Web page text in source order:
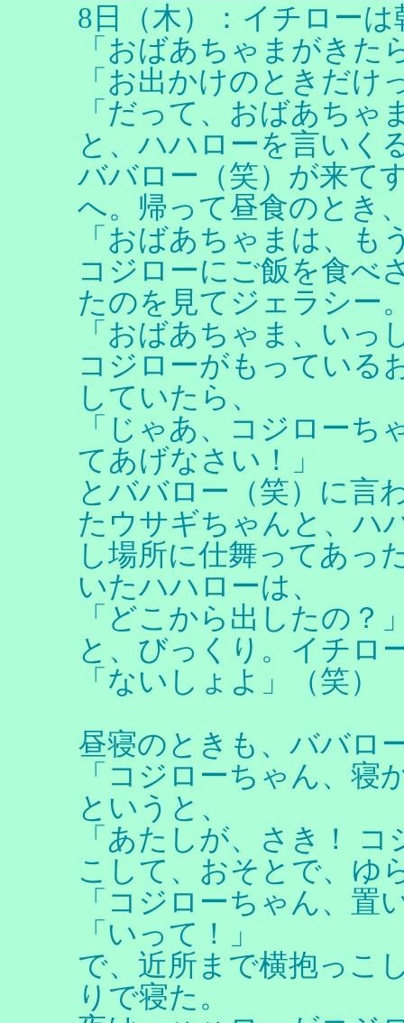
8日（木）：イチローは
「おばあちゃまがき
「お出かけのときだけ
「だって、おばあちゃ
と、ハハローを言いく
ババロー（笑）が来て
へ。帰って昼食のとき
「おばあちゃまは、も
コジローにご飯を食べ
たのを見てジェラシー
「おばあちゃま、いっ
コジローがもっている
していたら、
「じゃあ、コジロー
てあげなさい！」
とババロー（笑）に言
たウサギちゃんと、ハ
し場所に仕舞ってあっ
いたハハローは、
「どこから出したの？
と、びっくり。イチロ
「ないしょよ」（笑）
昼寝のときも、ババロ
「コジローちゃん、寝
というと、
「あたしが、さき！
こして、おそとで、ゆ
「コジローちゃん、置
「いって！」
で、近所まで横抱っこ
りで寝た。